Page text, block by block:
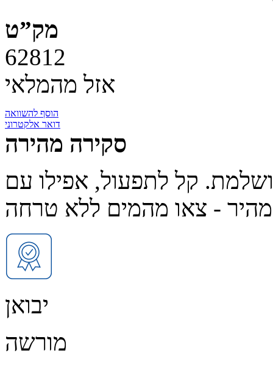
מק”ט
62812
אזל מהמלאי
הוסף להשוואה
דואר אלקטרוני
סקירה מהירה
קל לתפעול, אפילו עם
יבואן
מורשה